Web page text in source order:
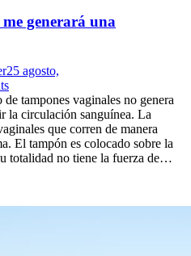
generará una
25 agosto,
tampones vaginales no genera
la circulación sanguínea. La
que corren de manera
El tampón es colocado sobre la
totalidad no tiene la fuerza de…